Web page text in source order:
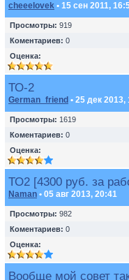
cheeelovek • 15 сен 2011,
Просмотры: 919
Коментариев: 0
Оценка:
ТО-2
German_friend • 25 дек 2013,
Просмотры: 1619
Коментариев: 0
Оценка:
ТО2 [4300 руб. за
Naman • 05 авг 2013, 20:41
Просмотры: 982
Коментариев: 0
Оценка:
Вообще мой совет